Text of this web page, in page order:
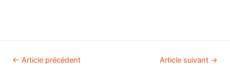
← Article précédent Article suivant →